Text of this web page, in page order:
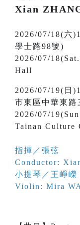
Xian
2026/07/18(六
學士路98號)
2026/07/
Hall
2026/07/19(日
市東區中華東路
2026/07/
Tainan Culture
指揮／張弦
Conductor:
小提琴／王崢嶸
Violin: Mira